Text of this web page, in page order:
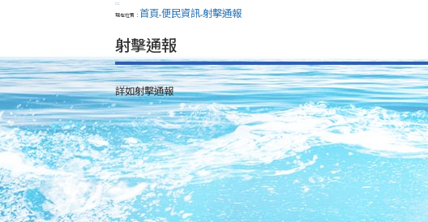
:::
現在位置： 首頁>便民資訊>射擊通報
射擊通報
詳如射擊通報